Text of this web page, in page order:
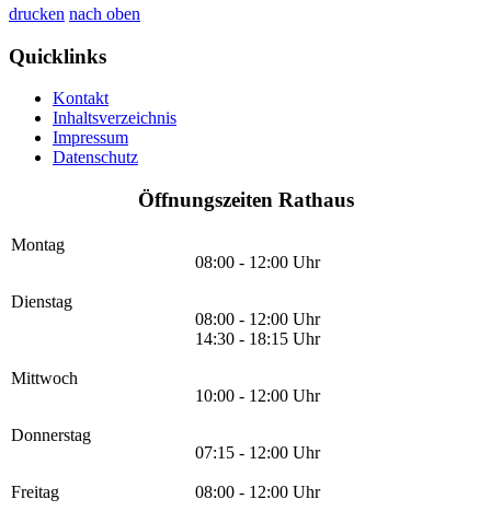
drucken nach oben
Quicklinks
Kontakt
Inhaltsverzeichnis
Impressum
Datenschutz
Öffnungszeiten Rathaus
Montag
08:00 - 12:00 Uhr
Dienstag
08:00 - 12:00 Uhr
14:30 - 18:15 Uhr
Mittwoch
10:00 - 12:00 Uhr
Donnerstag
07:15 - 12:00 Uhr
Freitag 08:00 - 12:00 Uhr